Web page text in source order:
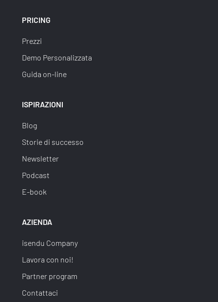
PRICING
Prezzi
Demo Personalizzata
Guida on-line
ISPIRAZIONI
Blog
Storie di successo
Newsletter
Podcast
E-book
AZIENDA
isendu Company
Lavora con noi!
Partner program
Contattaci